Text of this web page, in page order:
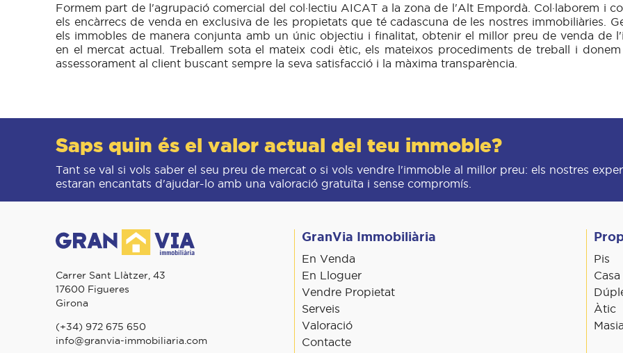
Formem part de l'agrupació comercial del col·lectiu AICAT a la zona de l'Alt Empordà. Col·laborem i
els encàrrecs de venda en exclusiva de les propietats que té cadascuna de les nostres immobiliàries.
els immobles de manera conjunta amb un únic objectiu i finalitat, obtenir el millor preu de venda de
en el mercat actual. Treballem sota el mateix codi ètic, els mateixos procediments de treball i
assessorament al client buscant sempre la seva satisfacció i la màxima transparència.
Saps quin és el valor actual del teu immoble?
Tant se val si vols saber el seu preu de mercat o si vols vendre l'immoble al millor preu: els nostres
estaran encantats d'ajudar-lo amb una valoració gratuïta i sense compromís.
Carrer Sant Llàtzer, 43
17600 Figueres
Girona
(+34) 972 675 650
info@granvia-immobiliaria.com
GranVia Immobiliària
En Venda
En Lloguer
Vendre Propietat
Serveis
Valoració
Contacte
Pis
Casa
Àtic